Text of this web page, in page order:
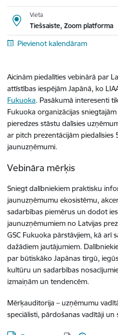
Vieta
Tiešsaiste, Zoom platforma
Pievienot kalendāram
Aicinām piedalīties vebinārā par
attīstības iespējām Japānā, ko
Fukuoka. Pasākumā interesenti
Fukuoka organizācijas
pieredzes stāstu dalīsies
ar pitch prezentācijām piedalīsies
jaunuzņēmumi.
Vebināra mērķis
Sniegt dalībniekiem praktisku
jaunuzņēmumu ekosistēmu,
sadarbības piemērus un dodot
jaunuzņēmumiem no Latvijas
GSC Fukuoka pārstāvjiem, kā arī
dažādiem jautājumiem.
par būtiskāko Japānas tirgū,
kultūru un sadarbības
izmaiņām un tendencēm.
Mērķauditorija – uzņēmumu
speciālisti, pārdošanas vadītāji un